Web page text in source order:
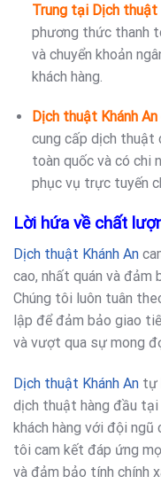
Trung tại Dịch thuật
phương thức thanh
và chuyển khoản
khách hàng.
Dịch thuật Khánh
cung cấp dịch thuật
toàn quốc và có chi
phục vụ trực tuyến
Lời hứa về chất
Dịch thuật Khánh An
cao, nhất quán và đảm
Chúng tôi luôn tuân
lập để đảm bảo giao
và vượt qua sự mong
Dịch thuật Khánh An tự
dịch thuật hàng đầu
khách hàng với đội ngũ
tôi cam kết đáp ứng
và đảm bảo tính chính